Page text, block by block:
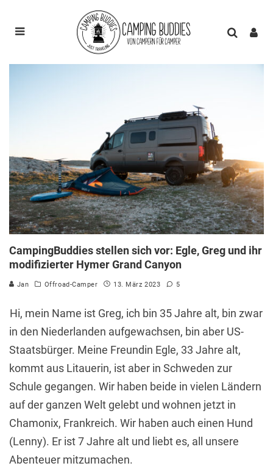
CampingBuddies stellen sich vor: Egle, Greg und ihr
modifizierter Hymer Grand Canyon
Jan Offroad-Camper 13. März 2023 5
Hi, mein Name ist Greg, ich bin 35 Jahre alt, bin zwar
in den Niederlanden aufgewachsen, bin aber US-
Staatsbürger. Meine Freundin Egle, 33 Jahre alt,
kommt aus Litauerin, ist aber in Schweden zur
Schule gegangen. Wir haben beide in vielen Ländern
auf der ganzen Welt gelebt und wohnen jetzt in
Chamonix, Frankreich. Wir haben auch einen Hund
(Lenny). Er ist 7 Jahre alt und liebt es, all unsere
Abenteuer mitzumachen.